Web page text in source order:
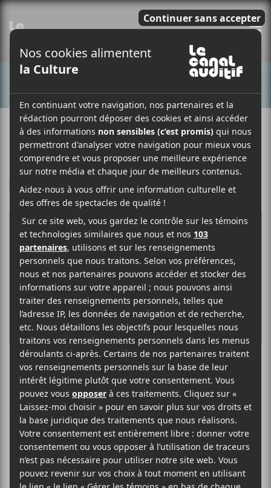
21 MAI 2023
PARCHLOÉ JARA-BUTEAU
/ FOLK
/ POP
/ ROCK
F
A
C
E
B
O
O
K
T
W
I
T
E
R
P
A
R
T
G
E
R
Feist : Multitudes
Tour le 19 mai
2023 au MTELUS